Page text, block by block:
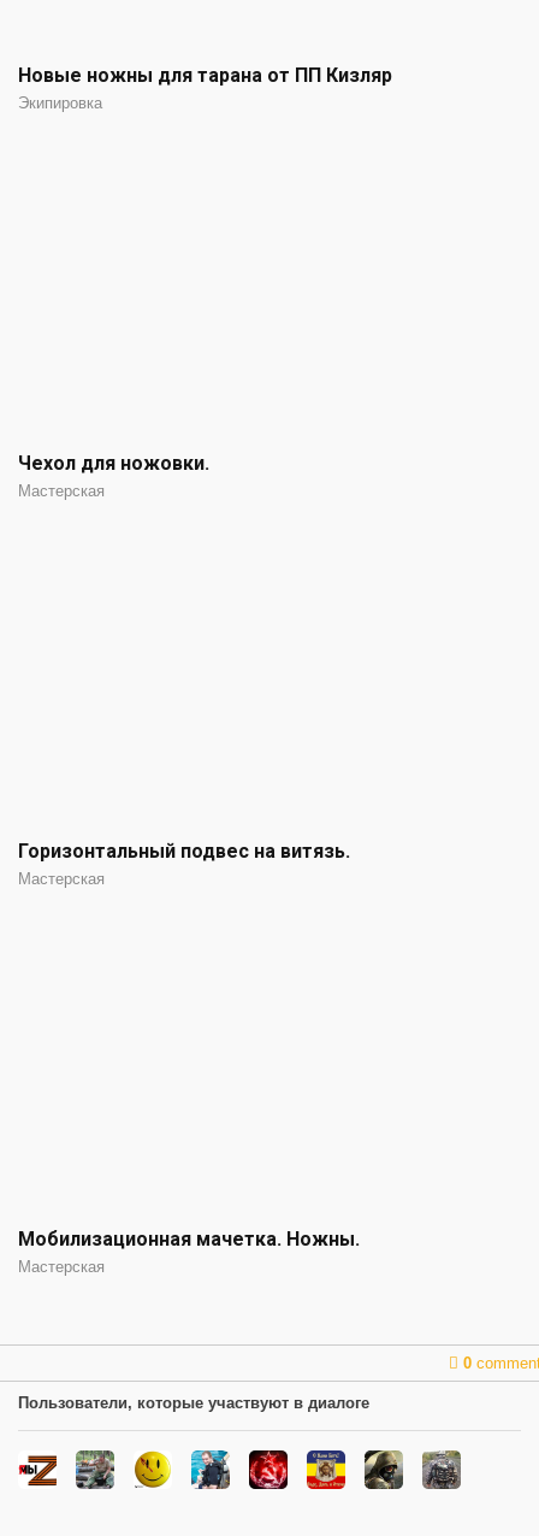
Новые ножны для тарана от ПП Кизляр
Экипировка
Чехол для ножовки.
Мастерская
Горизонтальный подвес на витязь.
Мастерская
Мобилизационная мачетка. Ножны.
Мастерская
0
Пользователи, которые участвуют в диалоге